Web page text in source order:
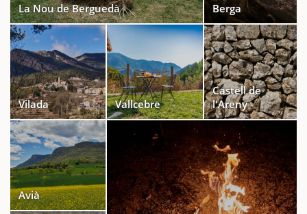
La Nou de Berguedà Berga
Vilada Vallcebre
Castell de
l'Areny
Avià